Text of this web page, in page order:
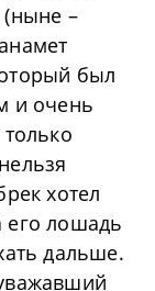
–
был
и очень
хотел
его лошадь
дальше.